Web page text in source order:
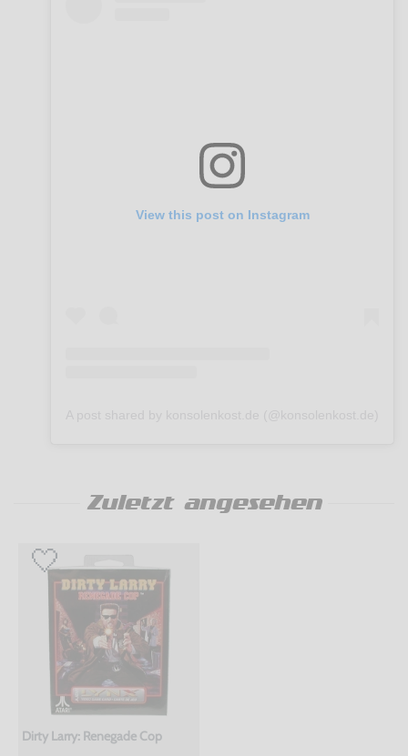
View this post on Instagram
Zuletzt angesehen
Dirty Larry: Renegade Cop